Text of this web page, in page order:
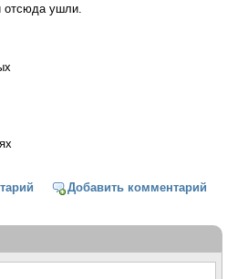
ушли.
Кедрин)Добавить комментарий